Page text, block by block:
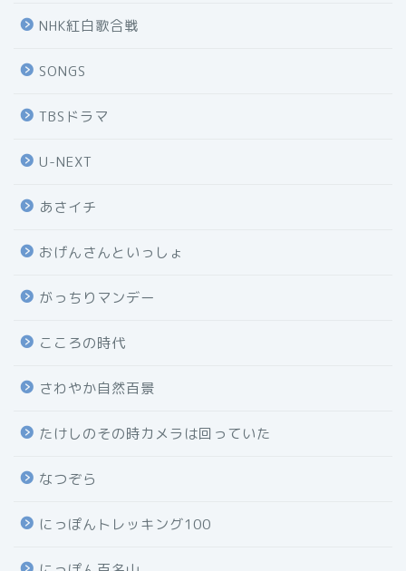
NHK紅白歌合戦
SONGS
TBSドラマ
U-NEXT
あさイチ
おげんさんといっしょ
がっちりマンデー
こころの時代
さわやか自然百景
たけしのその時カメラは回っていた
なつぞら
にっぽんトレッキング100